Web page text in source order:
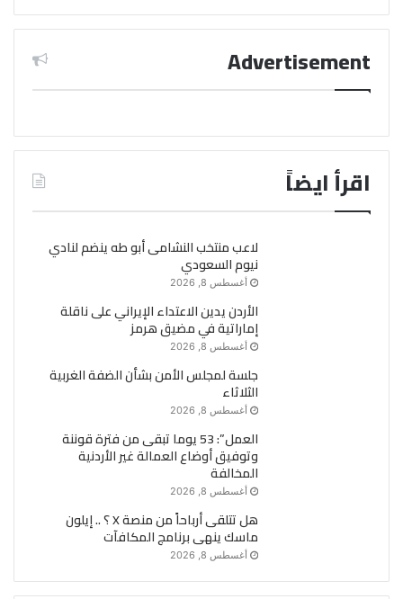
Advertisement
اقرأ ايضاً
لاعب منتخب النشامى أبو طه ينضم لنادي
نيوم السعودي
أغسطس 8, 2026
الأردن يدين الاعتداء الإيراني على ناقلة
إماراتية في مضيق هرمز
أغسطس 8, 2026
جلسة لمجلس الأمن بشأن الضفة الغربية
الثلاثاء
أغسطس 8, 2026
العمل”: 53 يوما تبقى من فترة قوننة
وتوفيق أوضاع العمالة غير الأردنية
المخالفة
أغسطس 8, 2026
هل تتلقى أرباحاً من منصة X ؟ .. إيلون
ماسك ينهى برنامج المكافآت
أغسطس 8, 2026